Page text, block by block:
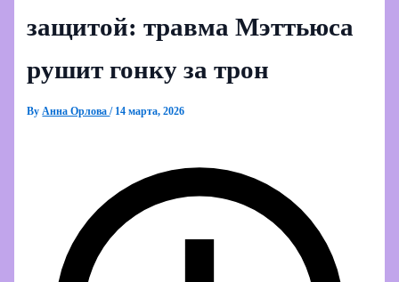
защитой: травма Мэттьюса
рушит гонку за трон
ByАнна Орлова/ 14 марта, 2026